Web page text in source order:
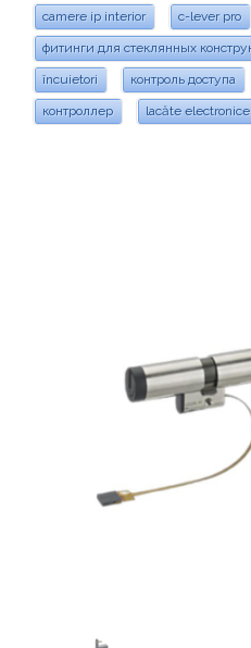
camere ip interior c-lever pro
фитинги для стеклянных
încuietori контроль доступа
контроллер lacăte electronice